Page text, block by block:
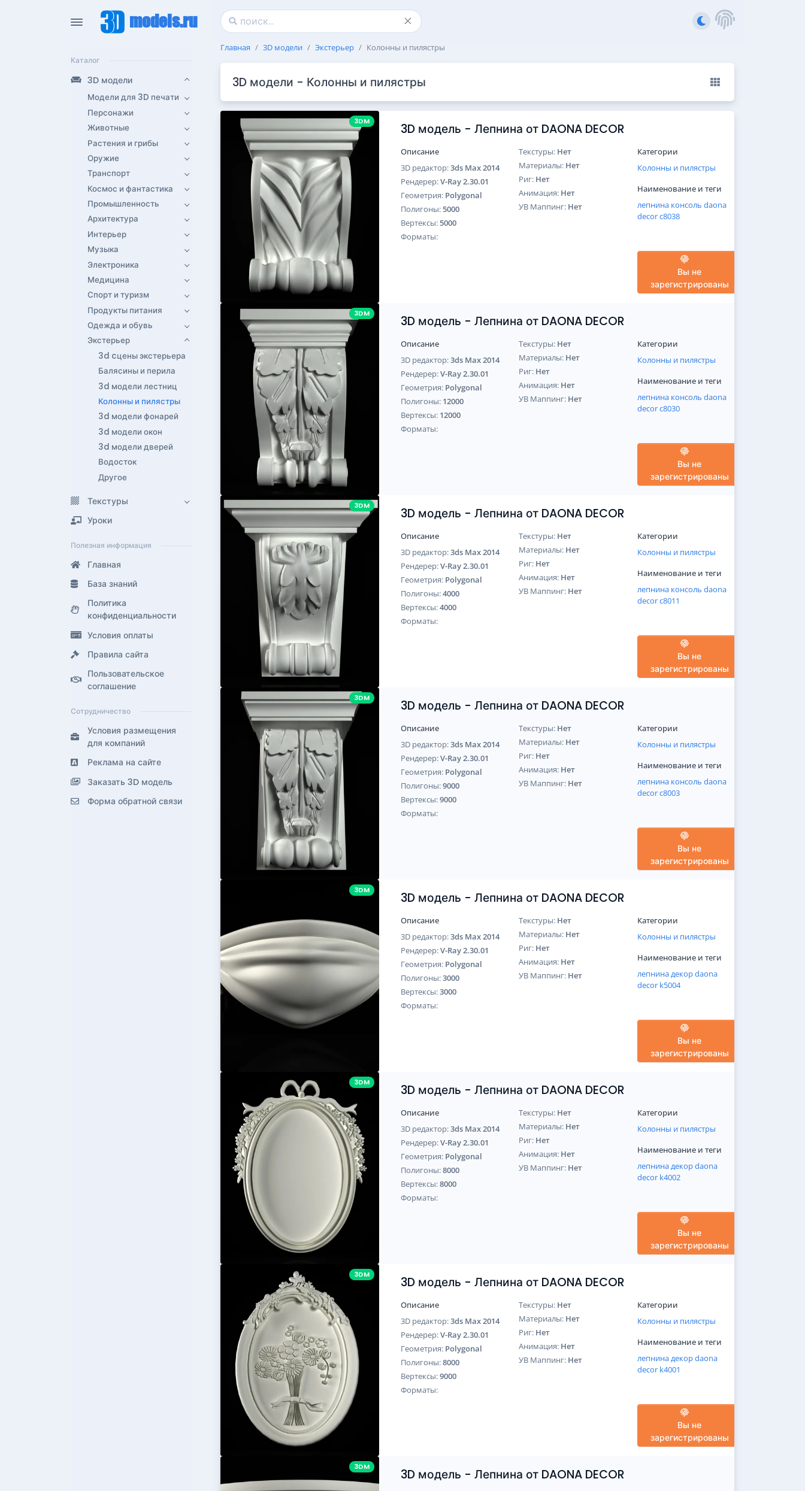
models.ru
Каталог
3D модели
Модели для 3D печати
Персонажи
Животные
Растения и грибы
Оружие
Транспорт
Космос и фантастика
Промышленность
Архитектура
Интерьер
Музыка
Электроника
Медицина
Спорт и туризм
Продукты питания
Одежда и обувь
Экстерьер
3d cцены экстерьера
Балясины и перила
3d модели лестниц
Колонны и пилястры
3d модели фонарей
3d модели окон
3d модели дверей
Водосток
Другое
Текстуры
Уроки
Полезная информация
Главная
База знаний
Политика
конфиденциальности
Условия оплаты
Правила сайта
Пользовательское
соглашение
Сотрудничество
Условия размещения
для компаний
Реклама на сайте
Заказать 3D модель
Форма обратной связи
Главная 3D модели Экстерьер Колонны и пилястры
3D модели - Колонны и пилястры
3DM
3D модель - Лепнина от DAONA DECOR
Описание
3D редактор:3ds Max 2014
Рендерер:V-Ray 2.30.01
Геометрия: Polygonal
Полигоны:5000
Вертексы:5000
Форматы:
Текстуры: Нет
Материалы: Нет
Риг: Нет
Анимация: Нет
УВ Маппинг: Нет
Категории
Колонны и пилястры
Наименование и теги
лепнина консоль daona
decorc8038
Вы не
зарегистрированы
3DM
3D модель - Лепнина от DAONA DECOR
Описание
3D редактор:3ds Max 2014
Рендерер:V-Ray 2.30.01
Геометрия: Polygonal
Полигоны: 12000
Вертексы: 12000
Форматы:
Текстуры: Нет
Материалы: Нет
Риг: Нет
Анимация: Нет
УВ Маппинг: Нет
Категории
Колонны и пилястры
Наименование и теги
лепнина консоль daona
decorc8030
Вы не
зарегистрированы
3DM
3D модель - Лепнина от DAONA DECOR
Описание
3D редактор:3ds Max 2014
Рендерер:V-Ray 2.30.01
Геометрия: Polygonal
Полигоны:4000
Вертексы:4000
Форматы:
Текстуры: Нет
Материалы: Нет
Риг: Нет
Анимация: Нет
УВ Маппинг: Нет
Категории
Колонны и пилястры
Наименование и теги
лепнина консоль daona
decorc8011
Вы не
зарегистрированы
3DM
3D модель - Лепнина от DAONA DECOR
Описание
3D редактор:3ds Max 2014
Рендерер:V-Ray 2.30.01
Геометрия: Polygonal
Полигоны:9000
Вертексы:9000
Форматы:
Текстуры: Нет
Материалы: Нет
Риг: Нет
Анимация: Нет
УВ Маппинг: Нет
Категории
Колонны и пилястры
Наименование и теги
лепнина консоль daona
decorc8003
Вы не
зарегистрированы
3DM
3D модель - Лепнина от DAONA DECOR
Описание
3D редактор:3ds Max 2014
Рендерер:V-Ray 2.30.01
Геометрия: Polygonal
Полигоны:3000
Вертексы:3000
Форматы:
Текстуры: Нет
Материалы: Нет
Риг: Нет
Анимация: Нет
УВ Маппинг: Нет
Категории
Колонны и пилястры
Наименование и теги
лепнинадекорdaona
decor k5004
Вы не
зарегистрированы
3DM
3D модель - Лепнина от DAONA DECOR
Описание
3D редактор:3ds Max 2014
Рендерер:V-Ray 2.30.01
Геометрия: Polygonal
Полигоны:8000
Вертексы:8000
Форматы:
Текстуры: Нет
Материалы: Нет
Риг: Нет
Анимация: Нет
УВ Маппинг: Нет
Категории
Колонны и пилястры
Наименование и теги
лепнинадекорdaona
decor k4002
Вы не
зарегистрированы
3DM
3D модель - Лепнина от DAONA DECOR
Описание
3D редактор:3ds Max 2014
Рендерер:V-Ray 2.30.01
Геометрия: Polygonal
Полигоны:8000
Вертексы:9000
Форматы:
Текстуры: Нет
Материалы: Нет
Риг: Нет
Анимация: Нет
УВ Маппинг: Нет
Категории
Колонны и пилястры
Наименование и теги
лепнинадекорdaona
decor k4001
Вы не
зарегистрированы
3DM
3D модель - Лепнина от DAONA DECOR